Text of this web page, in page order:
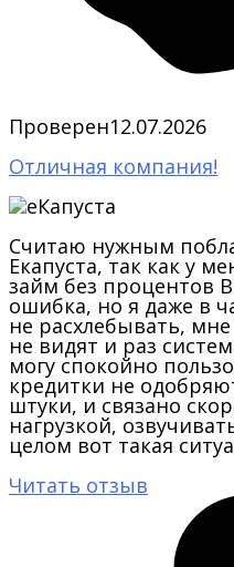
Проверен12.07.2026
Отличная компания!
Считаю нужным
Екапуста, так как у
займ без процентов
ошибка, но я даже в
не расхлебывать,
не видят и раз
могу спокойно
кредитки не
штуки, и связано
нагрузкой,
целом вот такая
Читать отзыв